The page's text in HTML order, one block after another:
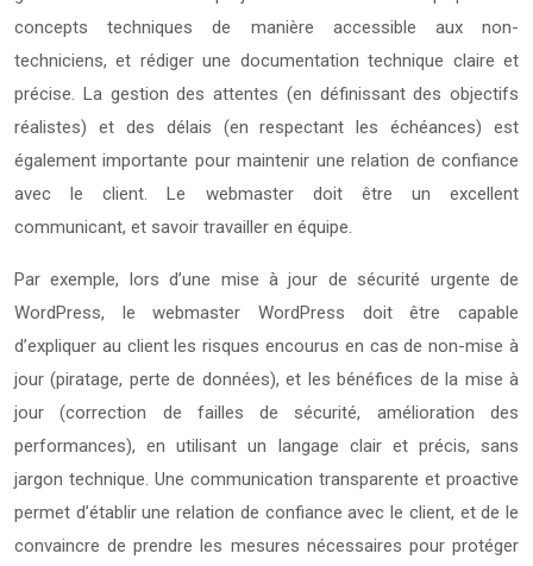
concepts techniques de manière accessible aux non-
techniciens, et rédiger une documentation technique claire et
précise. La gestion des attentes (en définissant des objectifs
réalistes) et des délais (en respectant les échéances) est
également importante pour maintenir une relation de confiance
avec le client. Le webmaster doit être un excellent
communicant, et savoir travailler en équipe.
Par exemple, lors d’une mise à jour de sécurité urgente de
WordPress, le webmaster WordPress doit être capable
d’expliquer au client les risques encourus en cas de non-mise à
jour (piratage, perte de données), et les bénéfices de la mise à
jour (correction de failles de sécurité, amélioration des
performances), en utilisant un langage clair et précis, sans
jargon technique. Une communication transparente et proactive
permet d’établir une relation de confiance avec le client, et de le
convaincre de prendre les mesures nécessaires pour protéger